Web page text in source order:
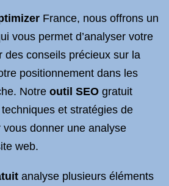
France, nous offrons un
vous permet d’analyser votre
des conseils précieux sur la
positionnement dans les
Notre outil SEO gratuit
et stratégies de
donner une analyse
web.
analyse plusieurs éléments